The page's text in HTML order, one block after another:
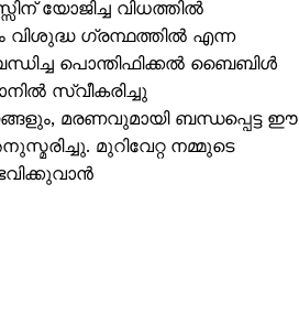
യോജിച്ച വിധത്തിൽ
വിശുദ്ധ ഗ്രന്ഥത്തിൽ എന്ന
പൊന്തിഫിക്കൽ ബൈബിൾ
സ്വീകരിച്ചു
മരണവുമായി ബന്ധപ്പെട്ട ഈ
മുറിവേറ്റ നമ്മുടെ